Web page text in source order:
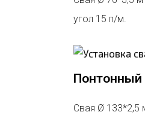
угол 15 п/м.
Понтонный
Свая Ø 133*2,5